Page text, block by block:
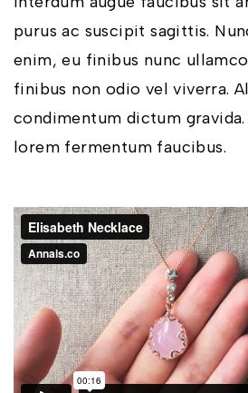
purus ac suscipit sagittis.
enim, eu finibus nunc
finibus non odio vel viverra.
condimentum dictum
lorem fermentum faucibus.